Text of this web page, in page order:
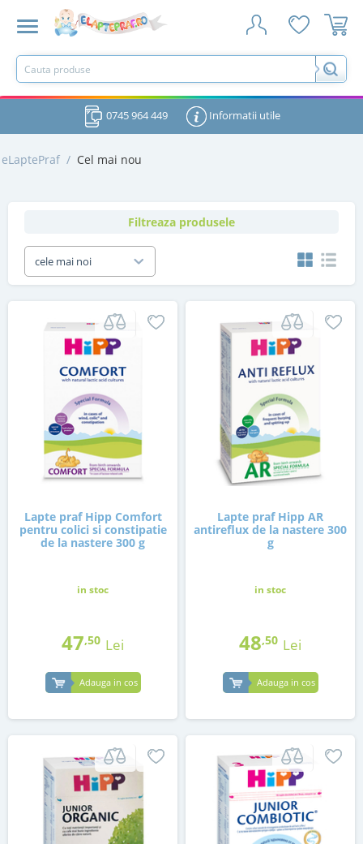
0745 964 449 Informatii utile
eLaptePraf / Cel mai nou
Filtreaza produsele
cele mai noi
Lapte praf Hipp Comfort
pentru colici si constipatie
de la nastere 300 g
in stoc
47,50 Lei
Adauga in cos
Lapte praf Hipp AR
antireflux de la nastere 300
g
in stoc
48,50 Lei
Adauga in cos